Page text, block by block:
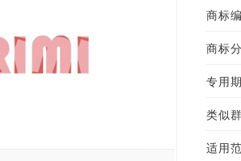
商标
商标
专用
类似
适用